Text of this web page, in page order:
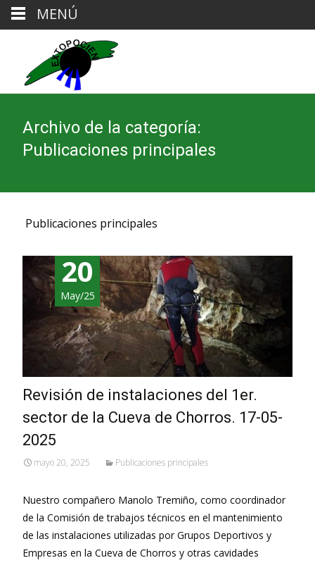
Archivo de la categoría:
Publicaciones principales
Publicaciones principales
20
May/25
Revisión de instalaciones del 1er.
sector de la Cueva de Chorros. 17-05-
2025
mayo 20, 2025 Publicaciones principales
Nuestro compañero Manolo Tremiño, como coordinador
de la Comisión de trabajos técnicos en el mantenimiento
de las instalaciones utilizadas por Grupos Deportivos y
Empresas en la Cueva de Chorros y otras cavidades
MENÚ